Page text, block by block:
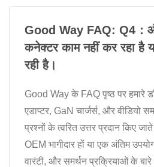
Good Way FAQ: Q4：
कनेक्टर काम नहीं कर रहा है
रही है।
Good Way के FAQ पृष्ठ पर हमारे
एडाप्टर, GaN चार्जर्स, और वीडियो
प्रश्नों के त्वरित उत्तर प्रदान किए
OEM भागीदार हों या एक अंतिम
वारंटी, और समर्थन प्रक्रियाओं के बारे